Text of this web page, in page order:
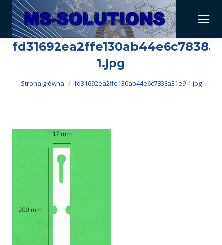
1.jpg
Jesteś tutaj:
Strona główna fd31692ea2ffe130ab44e6c7838a31e9-1.jpg